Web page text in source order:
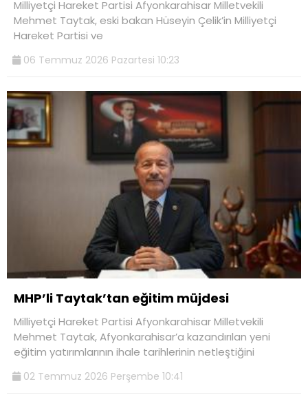
Milliyetçi Hareket Partisi Afyonkarahisar Milletvekili
Mehmet Taytak, eski bakan Hüseyin Çelik’in Milliyetçi
Hareket Partisi ve
06 Temmuz 2026 Pazartesi 10:23
MHP’li Taytak’tan eğitim müjdesi
Milliyetçi Hareket Partisi Afyonkarahisar Milletvekili
Mehmet Taytak, Afyonkarahisar’a kazandırılan yeni
eğitim yatırımlarının ihale tarihlerinin netleştiğini
02 Temmuz 2026 Perşembe 10:41